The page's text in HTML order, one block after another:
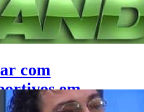
com
em